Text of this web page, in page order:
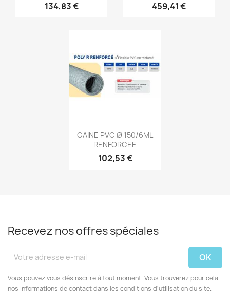
134,83 € 459,41 €
Aperçu rapide
GAINE PVC Ø 150/6ML
RENFORCEE
102,53 €
Recevez nos offres spéciales
Vous pouvez vous désinscrire à tout moment. Vous trouverez pour cela
nos informations de contact dans les conditions d'utilisation du site.